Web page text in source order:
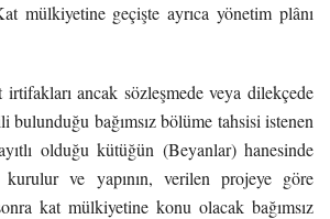
mülkiyetine geçişte ayrıca yönetim plânı
ancak sözleşmede veya dilekçede
bulunduğu bağımsız bölüme tahsisi istenen
olduğu kütüğün (Beyanlar) hanesinde
ve yapının, verilen projeye göre
kat mülkiyetine konu olacak bağımsız